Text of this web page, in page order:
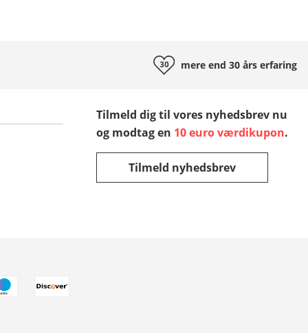
mere end 30 års erfaring
Tilmeld dig til vores nyhedsbrev nu
og modtag en 10 euro værdikupon.
Tilmeld nyhedsbrev